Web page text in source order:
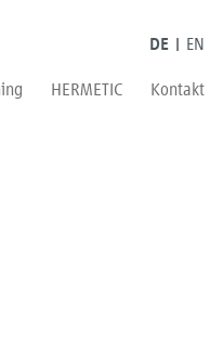
DE EN
HERMETIC Kontakt